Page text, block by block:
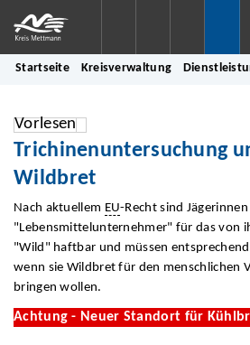
Startseite Kreisverwaltung
Vorlesen
Trichinenuntersuchung
Wildbret
Nach aktuellem EU-Recht sind
"Lebensmittelunternehmer" für das von
"Wild" haftbar und müssen
wenn sie Wildbret für den menschlichen
bringen wollen.
Achtung - Neuer Standort für